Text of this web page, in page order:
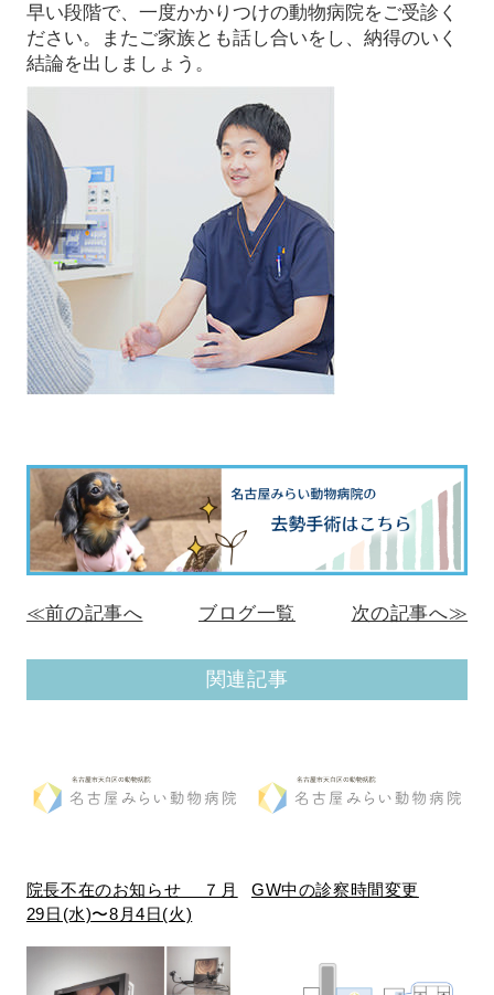
早い段階で、一度かかりつけの動物病院をご受診く
ださい。またご家族とも話し合いをし、納得のいく
結論を出しましょう。
≪前の記事へ ブログ一覧 次の記事へ≫
関連記事
院長不在のお知らせ ７月
29日(水)〜8月4日(火)
GW中の診察時間変更